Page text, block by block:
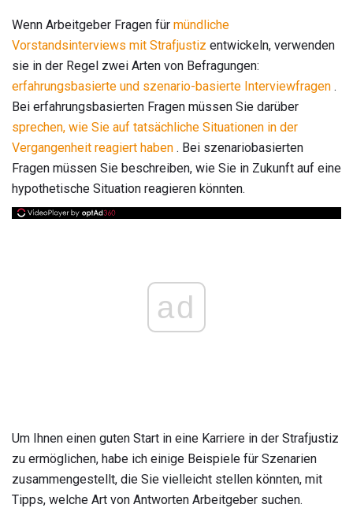
Wenn Arbeitgeber Fragen für mündliche
Vorstandsinterviews mit Strafjustiz entwickeln, verwenden
sie in der Regel zwei Arten von Befragungen:
erfahrungsbasierte und szenario-basierte Interviewfragen .
Bei erfahrungsbasierten Fragen müssen Sie darüber
sprechen, wie Sie auf tatsächliche Situationen in der
Vergangenheit reagiert haben . Bei szenariobasierten
Fragen müssen Sie beschreiben, wie Sie in Zukunft auf eine
hypothetische Situation reagieren könnten.
ad
Um Ihnen einen guten Start in eine Karriere in der Strafjustiz
zu ermöglichen, habe ich einige Beispiele für Szenarien
zusammengestellt, die Sie vielleicht stellen könnten, mit
Tipps, welche Art von Antworten Arbeitgeber suchen.